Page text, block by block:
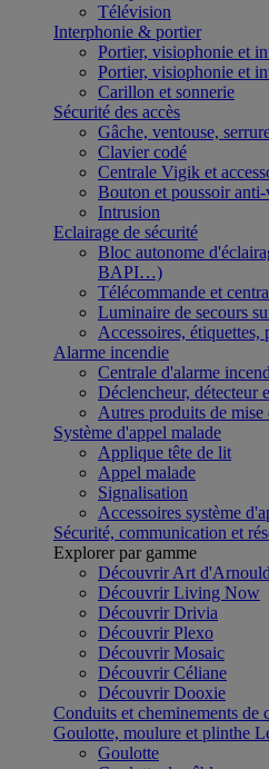
Télévision
Interphonie & portier
Portier, visiophonie et
Portier, visiophonie et
Carillon et sonnerie
Sécurité des accès
Gâche, ventouse,
Clavier codé
Centrale Vigik et
Bouton et poussoir anti-
Intrusion
Eclairage de sécurité
Bloc autonome
BAPI…)
Télécommande et
Luminaire de secours
Accessoires, étiquettes,
Alarme incendie
Centrale d'alarme
Déclencheur, détecteur
Autres produits de mise
Système d'appel malade
Applique tête de lit
Appel malade
Signalisation
Accessoires système
Sécurité, communication et
Explorer par gamme
Découvrir Art d'Arnould
Découvrir Living Now
Découvrir Drivia
Découvrir Plexo
Découvrir Mosaic
Découvrir Céliane
Découvrir Dooxie
Conduits et cheminements de
Goulotte, moulure et plinthe
Goulotte